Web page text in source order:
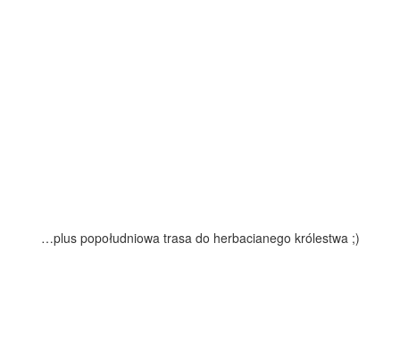
…plus popołudniowa trasa do herbacianego królestwa ;)